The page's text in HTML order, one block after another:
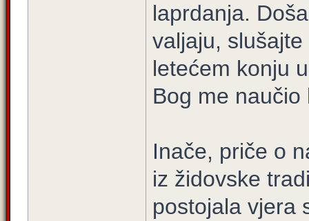
laprdanja.
valjaju,
letećem konju
Bog me naučio
Inače, priče o
iz židovske
postojala vjera